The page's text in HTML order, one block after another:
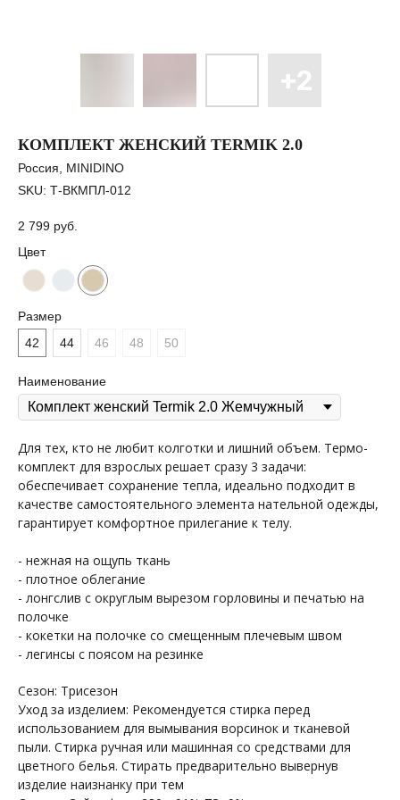
КОМПЛЕКТ ЖЕНСКИЙ TERMIK 2.0
Россия, MINIDINO
SKU: Т-ВКМПЛ-012
2 799 руб.
Цвет
Размер
42
44 46 48 50
Наименование
Для тех, кто не любит колготки и лишний объем. Термо-
комплект для взрослых решает сразу 3 задачи:
обеспечивает сохранение тепла, идеально подходит в
качестве самостоятельного элемента нательной одежды,
гарантирует комфортное прилегание к телу.
- нежная на ощупь ткань
- плотное облегание
- лонгслив с округлым вырезом горловины и печатью на
полочке
- кокетки на полочке со смещенным плечевым швом
- легинсы с поясом на резинке
Сезон: Трисезон
Уход за изделием: Рекомендуется стирка перед
использованием для вымывания ворсинок и тканевой
пыли. Стирка ручная или машинная со средствами для
цветного белья. Стирать предварительно вывернув
изделие наизнанку при тем